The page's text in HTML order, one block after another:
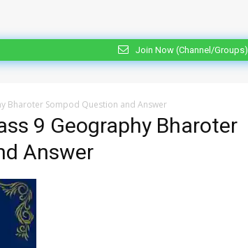
Join Now (Channel/Groups)
Bharoter Sompod Question and Answer
9 Geography Bharoter
Answer